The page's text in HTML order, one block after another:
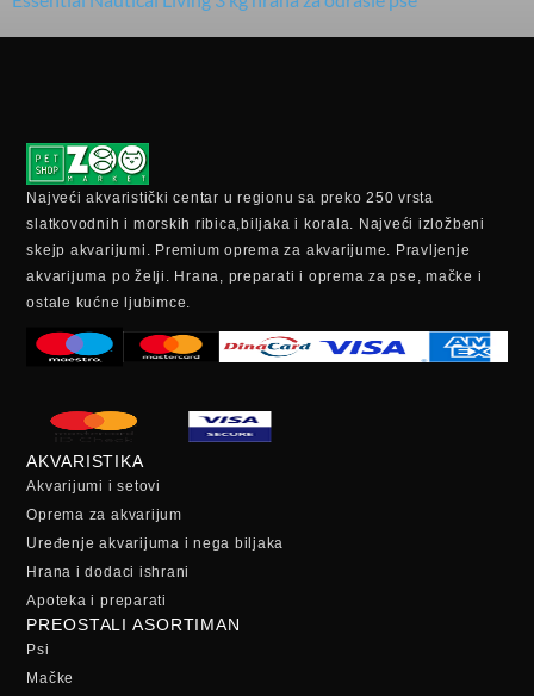
Najveći akvaristički centar u regionu sa preko 250 vrsta
slatkovodnih i morskih ribica,biljaka i korala. Najveći izložbeni
skejp akvarijumi. Premium oprema za akvarijume. Pravljenje
akvarijuma po želji. Hrana, preparati i oprema za pse, mačke i
ostale kućne ljubimce.
AKVARISTIKA
Akvarijumi i setovi
Oprema za akvarijum
Uređenje akvarijuma i nega biljaka
Hrana i dodaci ishrani
Apoteka i preparati
PREOSTALI ASORTIMAN
Psi
Mačke